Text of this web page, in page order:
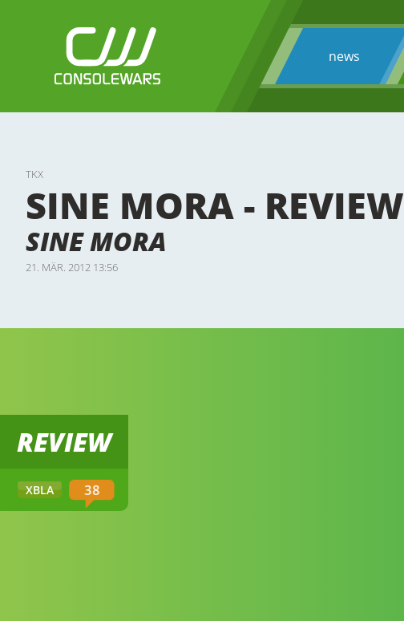
news
TKX
SINE MORA - REVIEW
SINE MORA
21. MÄR. 2012 13:56
REVIEW
XBLA 38